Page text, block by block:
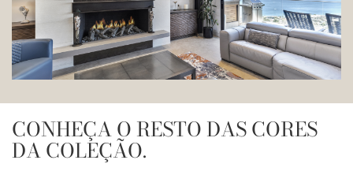
CONHEÇA O RESTO DAS CORES
DA COLEÇÃO.